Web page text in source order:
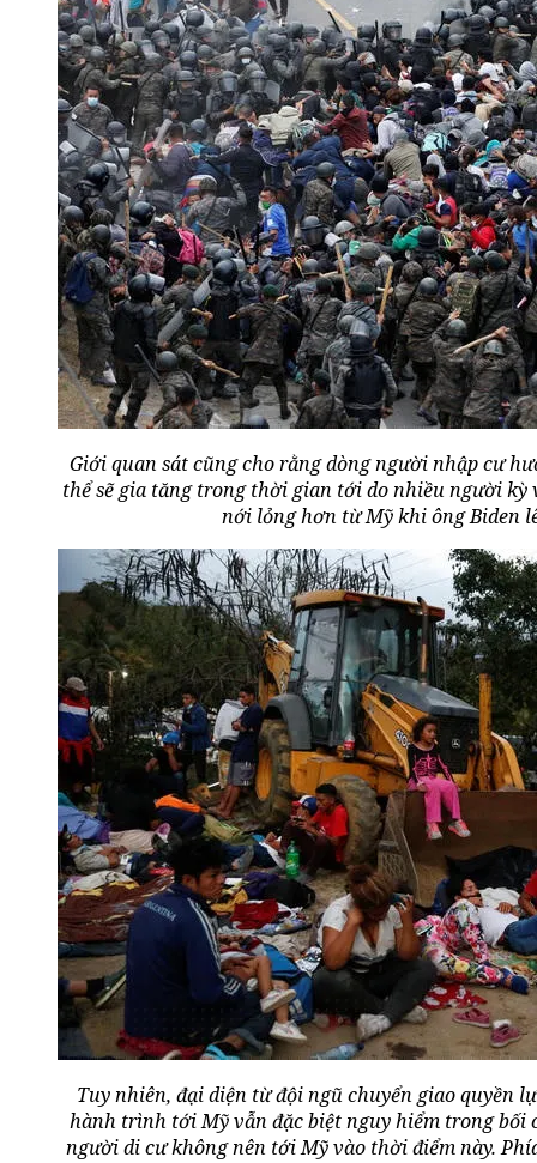
Giới quan sát cũng cho rằng dòng người nhập cư
thể sẽ gia tăng trong thời gian tới do nhiều người kỳ
nới lỏng hơn từ Mỹ khi ông Biden
Tuy nhiên, đại diện từ đội ngũ chuyển giao quyền
hành trình tới Mỹ vẫn đặc biệt nguy hiểm trong bối
người di cư không nên tới Mỹ vào thời điểm này.